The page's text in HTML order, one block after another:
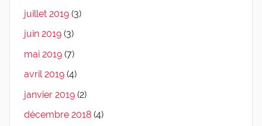
juillet 2019 (3)
juin 2019 (3)
mai 2019 (7)
avril 2019 (4)
janvier 2019 (2)
décembre 2018 (4)